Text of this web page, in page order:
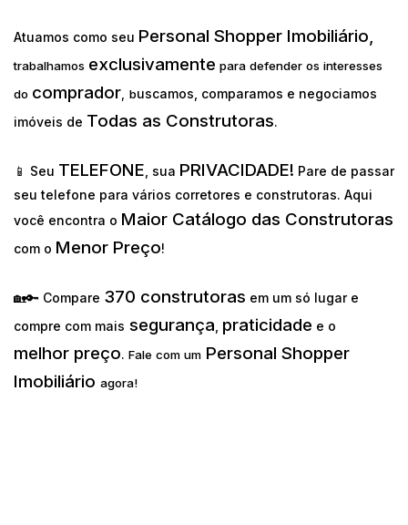
Atuamos como seu Personal Shopper Imobiliário,
trabalhamos exclusivamente para defender os interesses
do comprador, buscamos, comparamos e negociamos
imóveis de Todas as Construtoras.
📱 Seu TELEFONE , sua PRIVACIDADE! Pare de passar
seu telefone para vários corretores e construtoras. Aqui
você encontra o Maior Catálogo das Construtoras
com o Menor Preço!
🏡🔑 Compare 370 construtoras em um só lugar e
compre com mais segurança praticidade e o
melhor preço. Fale com um Personal Shopper
Imobiliário agora!